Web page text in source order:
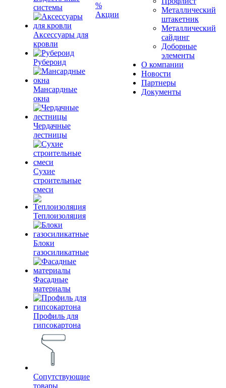
системы
Аксессуары для
кровли
Рубероид
Мансардные
окна
Чердачные
лестницы
Сухие
строительные
смеси
Теплоизоляция
Блоки
газосиликатные
Фасадные
материалы
Профиль для
гипсокартона
Сопутствующие
товары
%
Акции
Металлический
штакетник
Металлический
сайдинг
Доборные
элементы
О компании
Новости
Партнеры
Документы